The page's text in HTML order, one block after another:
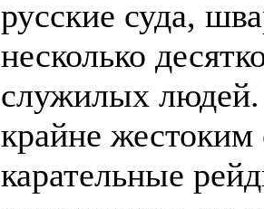
русские суда,
несколько
служилых людей.
крайне жестоким
карательные